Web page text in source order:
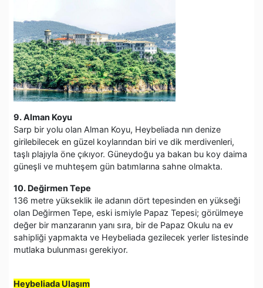
9. Alman Koyu
Sarp bir yolu olan Alman Koyu, Heybeliada nın denize
girilebilecek en güzel koylarından biri ve dik merdivenleri,
taşlı plajıyla öne çıkıyor. Güneydoğu ya bakan bu koy daima
güneşli ve muhteşem gün batımlarına sahne olmakta.
10. Değirmen Tepe
136 metre yükseklik ile adanın dört tepesinden en yükseği
olan Değirmen Tepe, eski ismiyle Papaz Tepesi; görülmeye
değer bir manzaranın yanı sıra, bir de Papaz Okulu na ev
sahipliği yapmakta ve Heybeliada gezilecek yerler listesinde
mutlaka bulunması gerekiyor.
Heybeliada Ulaşım